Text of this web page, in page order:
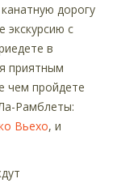
дорогу
экскурсию с
в
приятным
чем пройдете
Рамблеты:
Вьехо, и